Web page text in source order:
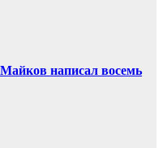
написал восемь